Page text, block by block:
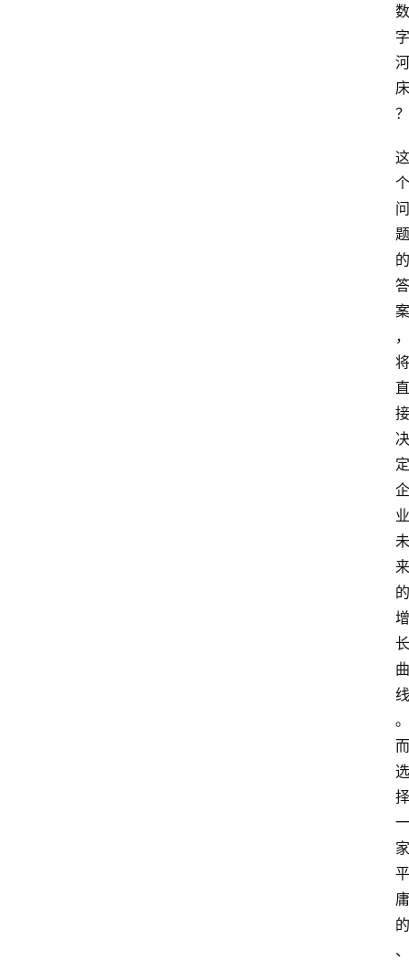
数
字
河
床
？
这
个
问
题
的
答
案
，
将
直
接
决
定
企
业
未
来
的
增
长
曲
线
。
而
选
择
一
家
平
庸
的
、